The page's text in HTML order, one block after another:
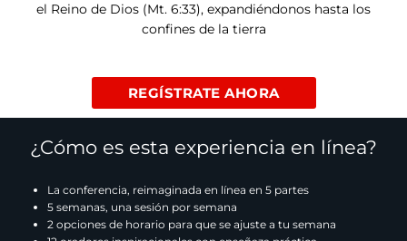
el Reino de Dios (Mt. 6:33), expandiéndonos hasta los
confines de la tierra
REGÍSTRATE AHORA
¿Cómo es esta experiencia en línea?
La conferencia, reimaginada en línea en 5 partes
5 semanas, una sesión por semana
2 opciones de horario para que se ajuste a tu semana